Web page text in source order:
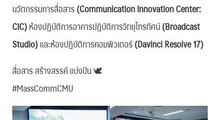
นวัตกรรมการสื่อสาร(Communication Innovation Center:
CIC)ห้องปฏิบัติการอาคารปฏิบัติการวิทยุโทรทัศน์(Broadcast
Studio)และห้องปฏิบัติการคอมพิวเตอร์(Davinci Resolve 17)
สื่อสาร สร้างสรรค์ แบ่งปัน 🕊
#MassCommCMU